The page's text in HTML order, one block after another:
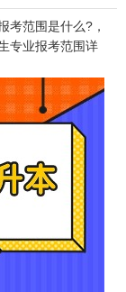
考范围是什么?，
专业报考范围详